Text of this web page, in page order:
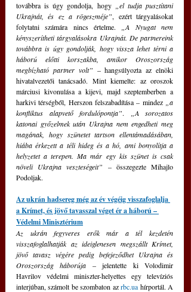
továbbra is úgy gondolja, hogy
„el tudja pusztítani
Ukrajnát, és ez a rögeszméje”, ezért tárgyalásokat
folytatni számára nincs értelme.
„A Nyugat nem
kényszerítheti tárgyalásokra Ukrajnát. De partnereink
továbbra is úgy gondolják, hogy vissza lehet térni a
háború előtti korszakba, amikor Oroszország
megbízható partner volt” – hangsúlyozta az elnöki
hivatalvezetői tanácsadó. Mint kiemelte: az oroszok
márciusi kivonulása a kijevi, majd szeptemberben a
harkivi térségből, Herszon felszabadítása – mindez
„a
konfliktus alapvető fordulópontja”.
„A sorozatos
katonai győzelmek után Ukrajna nem engedheti meg
magának, hogy szünetet tartson ellentámadásában,
hiába érkezett a téli hideg és a hó, ami bonyolítja a
helyzetet a terepen. Ma már egy kis szünet is csak
növeli Ukrajna veszteségeit” – összegezte Mihajlo
Podoljak.
Az ukrán hadsereg még az év végéig visszafoglalja
a Krímet, és jövő tavasszal véget ér a háború –
Védelmi Minisztérium
Az ukrán fegyveres erők már a tél kezdetén
visszafoglalhatják az ideiglenesen megszállt Krímet,
jövő tavasz végére pedig befejeződhet Ukrajna és
Oroszország háborúja – jelentette ki Volodimir
Havrilov védelmi miniszter-helyettes egy televíziós
interjúban, számolt be szombaton az rbc.ua hírportál. A